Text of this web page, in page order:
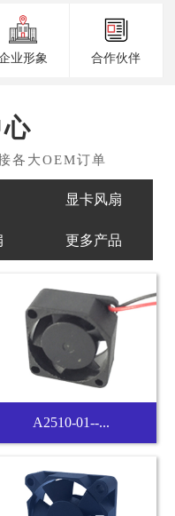
业形象 合作伙伴
显卡风扇
更多产品
B4020 --> ...